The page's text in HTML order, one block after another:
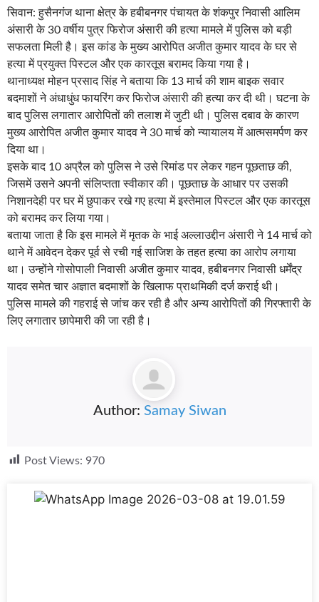
सिवान: हुसैनगंज थाना क्षेत्र के हबीबनगर पंचायत के शंकपुर निवासी आलिम
अंसारी के 30 वर्षीय पुत्र फिरोज अंसारी की हत्या मामले में पुलिस को बड़ी
सफलता मिली है। इस कांड के मुख्य आरोपित अजीत कुमार यादव के घर से
हत्या में प्रयुक्त पिस्टल और एक कारतूस बरामद किया गया है।
थानाध्यक्ष मोहन प्रसाद सिंह ने बताया कि 13 मार्च की शाम बाइक सवार
बदमाशों ने अंधाधुंध फायरिंग कर फिरोज अंसारी की हत्या कर दी थी। घटना के
बाद पुलिस लगातार आरोपितों की तलाश में जुटी थी। पुलिस दबाव के कारण
मुख्य आरोपित अजीत कुमार यादव ने 30 मार्च को न्यायालय में आत्मसमर्पण कर
दिया था।
इसके बाद 10 अप्रैल को पुलिस ने उसे रिमांड पर लेकर गहन पूछताछ की,
जिसमें उसने अपनी संलिप्तता स्वीकार की। पूछताछ के आधार पर उसकी
निशानदेही पर घर में छुपाकर रखे गए हत्या में इस्तेमाल पिस्टल और एक कारतूस
को बरामद कर लिया गया।
बताया जाता है कि इस मामले में मृतक के भाई अल्लाउद्दीन अंसारी ने 14 मार्च को
थाने में आवेदन देकर पूर्व से रची गई साजिश के तहत हत्या का आरोप लगाया
था। उन्होंने गोसोपाली निवासी अजीत कुमार यादव, हबीबनगर निवासी धर्मेंद्र
यादव समेत चार अज्ञात बदमाशों के खिलाफ प्राथमिकी दर्ज कराई थी।
पुलिस मामले की गहराई से जांच कर रही है और अन्य आरोपितों की गिरफ्तारी के
लिए लगातार छापेमारी की जा रही है।
Author: Samay Siwan
Post Views: 970